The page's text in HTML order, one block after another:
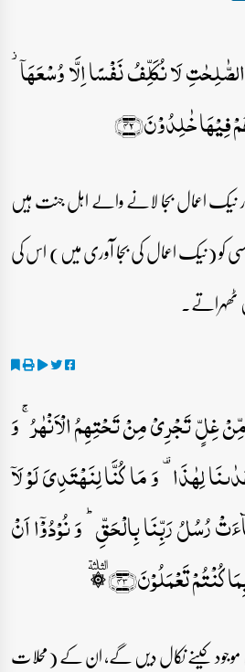
لَا نُکَلِّفُ نَفۡسًا اِلَّا وُسۡعَہَاۤ
خٰلِدُوۡنَ﴿۴۲﴾
نیک اعمال بجا لانے والے اہل جنت ہیں
کو (نیک اعمال کی بجا آوری میں) اس کی
غِلٍّ تَجۡرِیۡ مِنۡ تَحۡتِہِمُ الۡاَنۡہٰرُ ۚ وَ
لِہٰذَا ۟ وَ مَا کُنَّا لِنَہۡتَدِیَ لَوۡ لَاۤ
رُسُلُ رَبِّنَا بِالۡحَقِّ ؕ وَ نُوۡدُوۡۤا اَنۡ
تَعۡمَلُوۡنَ﴿۴۳﴾ ۞ؓ
موجود کینے نکال دیں گے، ان کے (محلات